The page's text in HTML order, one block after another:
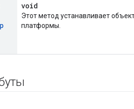
void
Этот метод устанавливает
платформы.